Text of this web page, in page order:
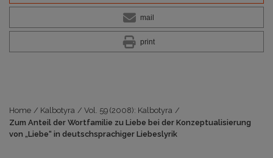
mail
print
Home / Kalbotyra / Vol. 59 (2008): Kalbotyra /
Zum Anteil der Wortfamilie zu Liebe bei der Konzeptualisierung
von „Liebe“ in deutschsprachiger Liebeslyrik